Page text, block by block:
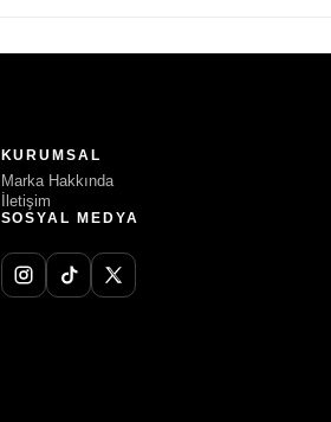
KURUMSAL
Marka Hakkında
İletişim
SOSYAL MEDYA